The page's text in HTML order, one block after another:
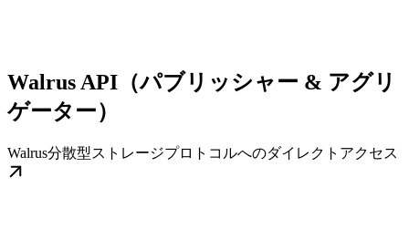
Walrus API（パブリッシャー & アグリ
ゲーター）
Walrus分散型ストレージプロトコルへのダイレクトアクセス